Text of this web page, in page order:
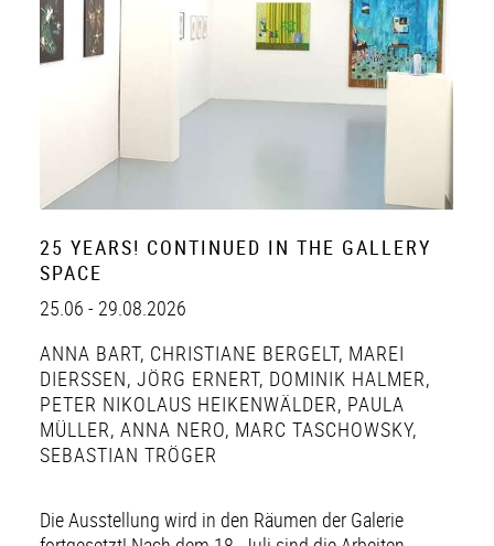
25 YEARS! CONTINUED IN THE GALLERY
SPACE
25.06 - 29.08.2026
ANNA BART, CHRISTIANE BERGELT, MAREI
DIERSSEN , JÖRG ERNERT, DOMINIK HALMER,
PETER NIKOLAUS HEIKENWÄLDER, PAULA
MÜLLER, ANNA NERO, MARC TASCHOWSKY,
SEBASTIAN TRÖGER
Die Ausstellung wird in den Räumen der Galerie